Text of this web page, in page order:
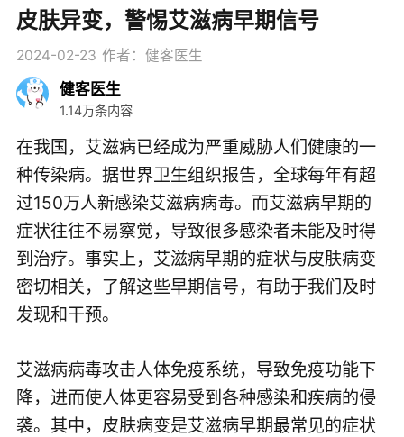
皮肤异变，警惕艾滋病早期信号
2024-02-23 作者：健客医生
健客医生
1.14万条内容
在我国，艾滋病已经成为严重威胁人们健康的一
种传染病。据世界卫生组织报告，全球每年有超
过150万人新感染艾滋病病毒。而艾滋病早期的
症状往往不易察觉，导致很多感染者未能及时得
到治疗。事实上，艾滋病早期的症状与皮肤病变
密切相关，了解这些早期信号，有助于我们及时
发现和干预。
艾滋病病毒攻击人体免疫系统，导致免疫功能下
降，进而使人体更容易受到各种感染和疾病的侵
袭。其中，皮肤病变是艾滋病早期最常见的症状